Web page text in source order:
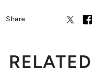
Share